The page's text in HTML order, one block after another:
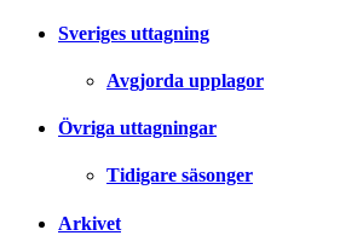
Sveriges uttagning
Avgjorda upplagor
Övriga uttagningar
Tidigare säsonger
Arkivet